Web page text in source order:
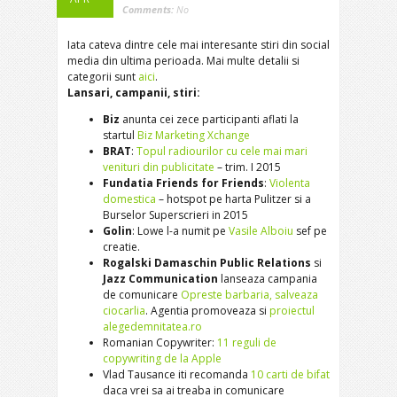
Comments: No
Iata cateva dintre cele mai interesante stiri din social
media din ultima perioada. Mai multe detalii si
categorii sunt aici.
Lansari, campanii, stiri:
Biz anunta cei zece participanti aflati la
startul Biz Marketing Xchange
BRAT: Topul radiourilor cu cele mai mari
venituri din publicitate – trim. I 2015
Fundatia Friends for Friends: Violenta
domestica – hotspot pe harta Pulitzer si a
Burselor Superscrieri in 2015
Golin: Lowe l-a numit pe Vasile Alboiu sef pe
creatie.
Rogalski Damaschin Public Relations si
Jazz Communication lanseaza campania
de comunicare Opreste barbaria, salveaza
ciocarlia. Agentia promoveaza si proiectul
alegedemnitatea.ro
Romanian Copywriter: 11 reguli de
copywriting de la Apple
Vlad Tausance iti recomanda 10 carti de bifat
daca vrei sa ai treaba in comunicare